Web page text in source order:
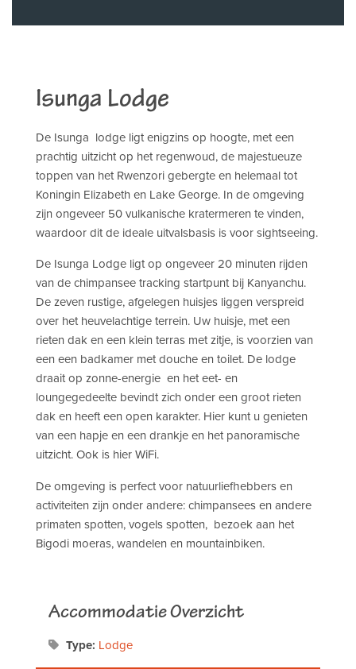
Isunga Lodge
De Isunga lodge ligt enigzins op hoogte, met een
prachtig uitzicht op het regenwoud, de majestueuze
toppen van het Rwenzori gebergte en helemaal tot
Koningin Elizabeth en Lake George. In de omgeving
zijn ongeveer 50 vulkanische kratermeren te vinden,
waardoor dit de ideale uitvalsbasis is voor sightseeing.
De Isunga Lodge ligt op ongeveer 20 minuten rijden
van de chimpansee tracking startpunt bij Kanyanchu.
De zeven rustige, afgelegen huisjes liggen verspreid
over het heuvelachtige terrein. Uw huisje, met een
rieten dak en een klein terras met zitje, is voorzien van
een een badkamer met douche en toilet. De lodge
draait op zonne-energie en het eet- en
loungegedeelte bevindt zich onder een groot rieten
dak en heeft een open karakter. Hier kunt u genieten
van een hapje en een drankje en het panoramische
uitzicht. Ook is hier WiFi.
De omgeving is perfect voor natuurliefhebbers en
activiteiten zijn onder andere: chimpansees en andere
primaten spotten, vogels spotten, bezoek aan het
Bigodi moeras, wandelen en mountainbiken.
Accommodatie Overzicht
Type: Lodge